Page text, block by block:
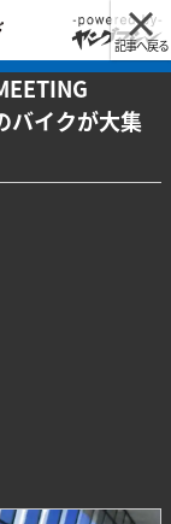
記事へ戻る
バイクが大集